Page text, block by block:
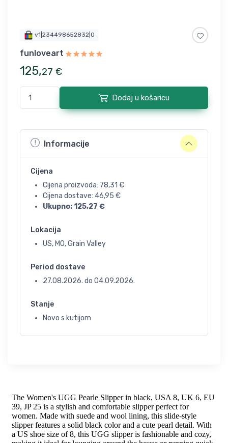
v1|234498652832|0
funloveart
125,27 €
Dodaj u košaricu
Informacije
Cijena
Cijena proizvoda: 78,31 €
Cijena dostave: 46,95 €
Ukupno:125,27 €
Lokacija
US, MO, Grain Valley
Period dostave
27.08.2026. do 04.09.2026.
Stanje
Novo s kutijom